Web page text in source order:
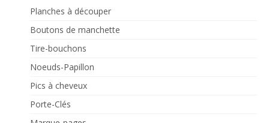
Planches à découper
Boutons de manchette
Tire-bouchons
Noeuds-Papillon
Pics à cheveux
Porte-Clés